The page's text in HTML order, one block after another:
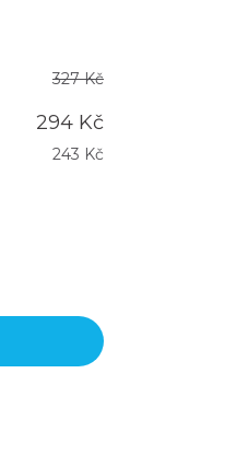
327 Kč
294 Kč
243 Kč